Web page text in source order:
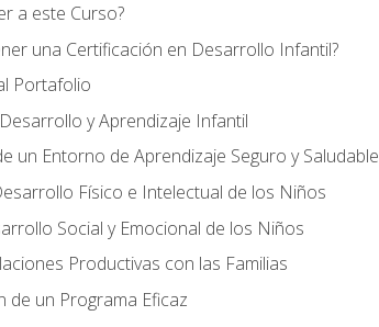
a este Curso?
una Certificación en Desarrollo Infantil?
Portafolio
y Aprendizaje Infantil
un Entorno de Aprendizaje Seguro y Saludable
Físico e Intelectual de los Niños
Social y Emocional de los Niños
Productivas con las Familias
de un Programa Eficaz